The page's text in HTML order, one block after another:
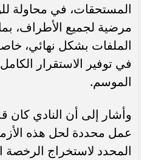
المستحقات، في محاولة
مرضية لجميع الأطراف،
الملفات بشكل نهائي،
في توفير الاستقرار
الموسم.
وأشار إلى أن النادي
عمل محددة لحل هذه
المحدد لاستخراج الرخصة